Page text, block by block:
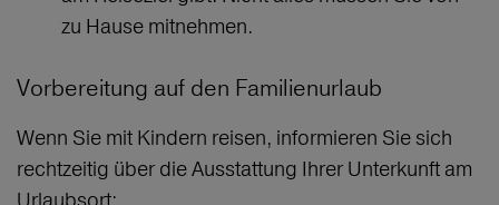
zu Hause mitnehmen.
Vorbereitung auf den Familienurlaub
Wenn Sie mit Kindern reisen, informieren Sie sich
rechtzeitig über die Ausstattung Ihrer Unterkunft am